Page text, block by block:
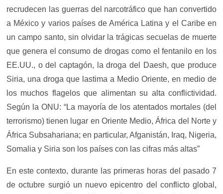
recrudecen las guerras del narcotráfico que han convertido
a México y varios países de América Latina y el Caribe en
un campo santo, sin olvidar la trágicas secuelas de muerte
que genera el consumo de drogas como el fentanilo en los
EE.UU., o del captagón, la droga del Daesh, que produce
Siria, una droga que lastima a Medio Oriente, en medio de
los muchos flagelos que alimentan su alta conflictividad.
Según la ONU: “La mayoría de los atentados mortales (del
terrorismo) tienen lugar en Oriente Medio, África del Norte y
África Subsahariana; en particular, Afganistán, Iraq, Nigeria,
Somalia y Siria son los países con las cifras más altas”
En este contexto, durante las primeras horas del pasado 7
de octubre surgió un nuevo epicentro del conflicto global,